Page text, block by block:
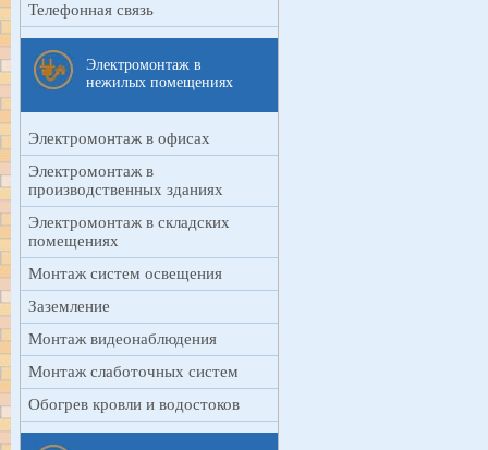
Телефонная связь
Электромонтаж в
нежилых помещениях
Электромонтаж в офисах
Электромонтаж в
производственных зданиях
Электромонтаж в складских
помещениях
Монтаж систем освещения
Заземление
Монтаж видеонаблюдения
Монтаж слаботочных систем
Обогрев кровли и водостоков